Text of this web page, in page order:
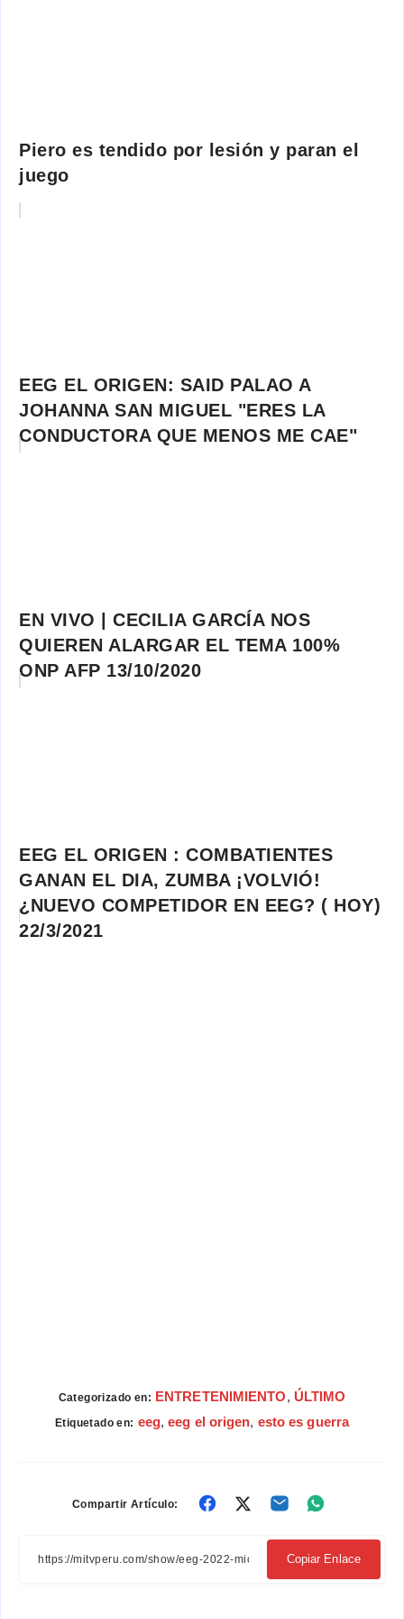
Piero es tendido por lesión y paran el
juego
EEG EL ORIGEN: SAID PALAO A
JOHANNA SAN MIGUEL "ERES LA
CONDUCTORA QUE MENOS ME CAE"
EN VIVO | CECILIA GARCÍA NOS
QUIEREN ALARGAR EL TEMA 100%
ONP AFP 13/10/2020
EEG EL ORIGEN : COMBATIENTES
GANAN EL DIA, ZUMBA ¡VOLVIÓ!
¿NUEVO COMPETIDOR EN EEG? ( HOY)
22/3/2021
Categorizado en: ENTRETENIMIENTO, ÚLTIMO
Etiquetado en: eeg,eeg el origen, esto es guerra
Compartir Artículo:
Compartir
Facebook
Compartir
Twitter
Compartir
Email Whatsapp
Copiar Enlace